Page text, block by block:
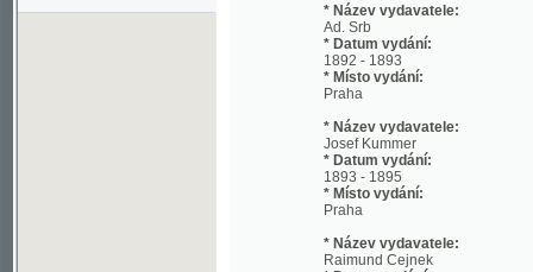
1892 - 1893
* Místo vydání:
Praha
* Název vydavatele:
Josef Kummer
* Datum vydání:
* Místo vydání:
Praha
* Název vydavatele:
Raimund Cejnek
* Datum vydání:
* Místo vydání:
Praha